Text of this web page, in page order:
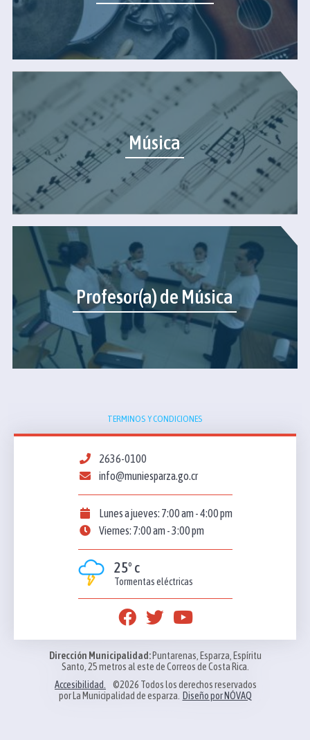
Música
Profesor(a) de Música
TERMINOS Y CONDICIONES
2636-0100
info@muniesparza.go.cr
Lunes a jueves: 7:00 am - 4:00 pm
Viernes: 7:00 am - 3:00 pm
25º c
Tormentas eléctricas
Dirección Municipalidad:Puntarenas, Esparza, Espíritu
Santo, 25 metros al este de Correos de Costa Rica.
Accesibilidad.
©2026 Todos los derechos reservados
por La Municipalidad de esparza.
Diseño por NÓVAQ